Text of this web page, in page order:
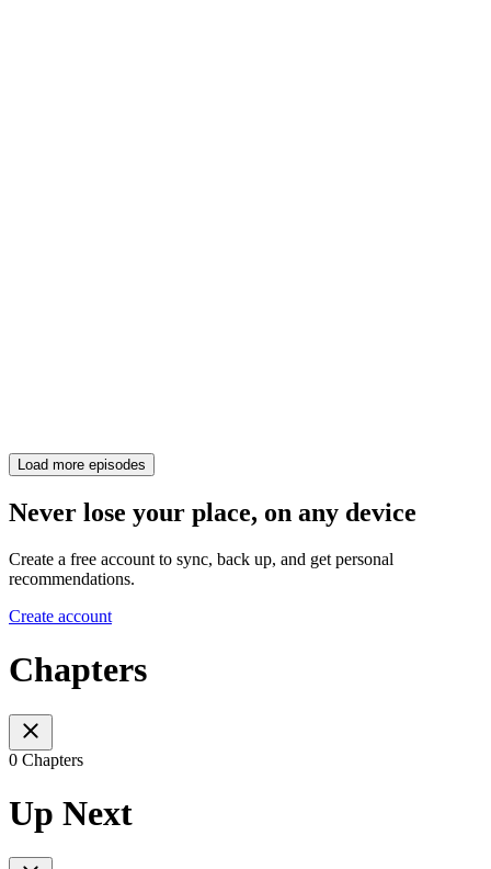
Load more episodes
Never lose your place, on any device
Create a free account to sync, back up, and get personal
recommendations.
Create account
Chapters
0 Chapters
Up Next